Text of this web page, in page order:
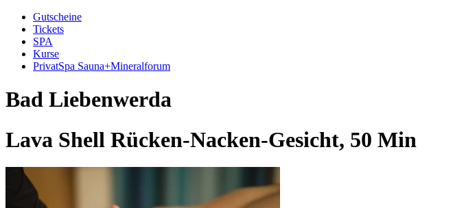
Gutscheine
Tickets
SPA
Kurse
PrivatSpa Sauna+Mineralforum
Bad Liebenwerda
Lava Shell Rücken-Nacken-Gesicht, 50 Min